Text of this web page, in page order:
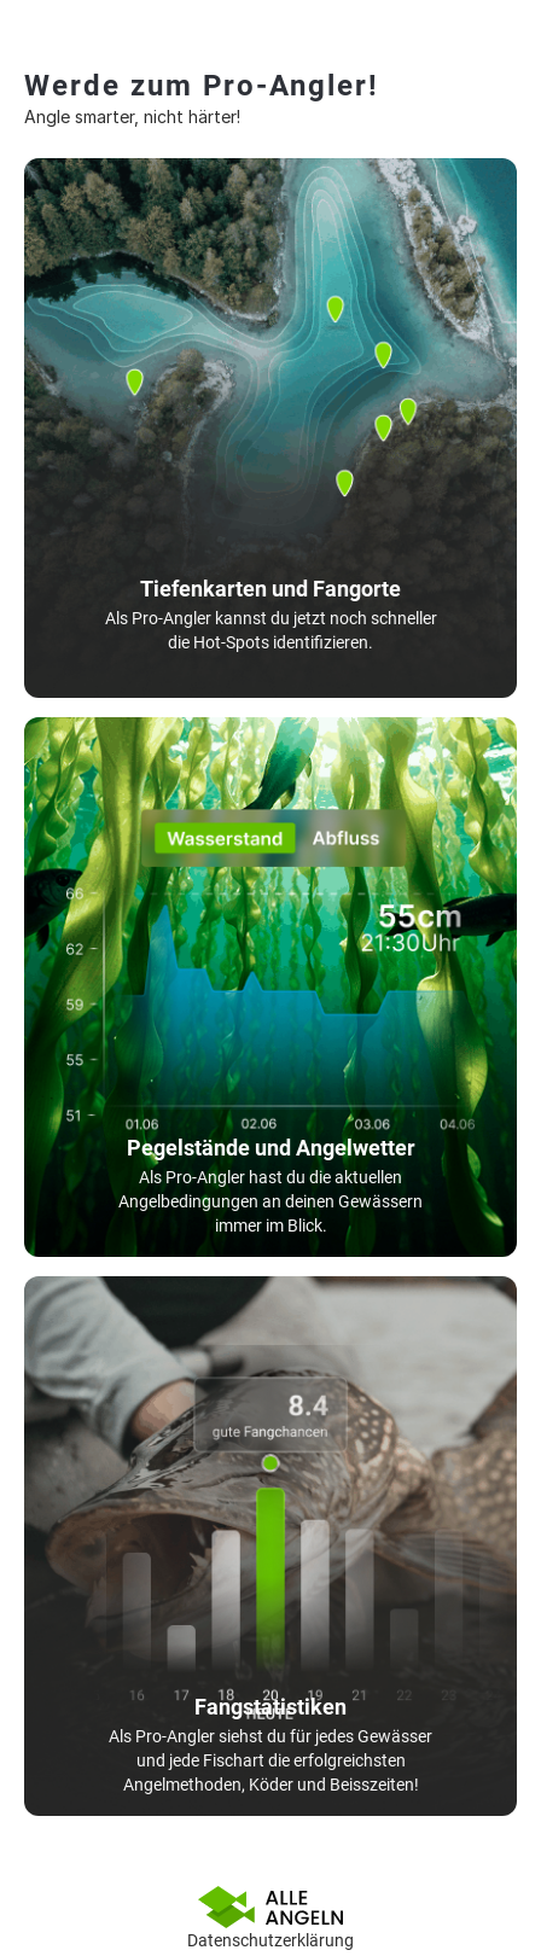
Werde zum Pro-Angler!
Angle smarter, nicht härter!
Tiefenkarten und Fangorte
Als Pro-Angler kannst du jetzt noch schneller
die Hot-Spots identifizieren.
Pegelstände und Angelwetter
Als Pro-Angler hast du die aktuellen
Angelbedingungen an deinen Gewässern
immer im Blick.
Fangstatistiken
Als Pro-Angler siehst du für jedes Gewässer
und jede Fischart die erfolgreichsten
Angelmethoden, Köder und Beisszeiten!
Datenschutzerklärung